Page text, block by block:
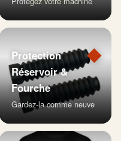
◆
Protection
Réservoir &
Fourche
Gardez-la comme neuve